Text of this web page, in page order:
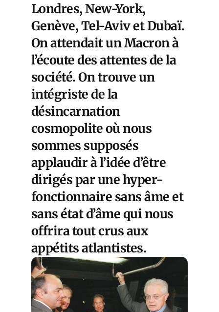
Londres, New-York,
Genève, Tel-Aviv et Dubaï.
On attendait un Macron à
l’écoute des attentes de la
société. On trouve un
intégriste de la
désincarnation
cosmopolite où nous
sommes supposés
applaudir à l’idée d’être
dirigés par une hyper-
fonctionnaire sans âme et
sans état d’âme qui nous
offrira tout crus aux
appétits atlantistes.